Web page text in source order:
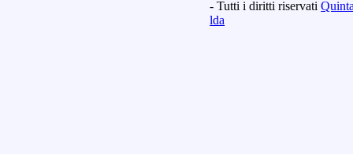
- Tutti i diritti riservati
lda